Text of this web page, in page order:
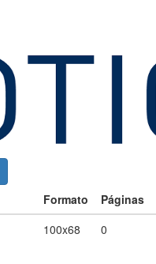
Formato Páginas
100x68 0